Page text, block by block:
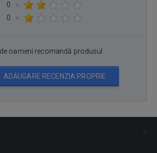
0
×
0
×
de oameni recomandă produsul
ADĂUGARE RECENZIA PROPRIE